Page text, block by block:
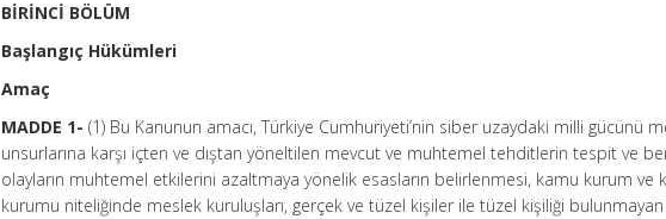
BİRİNCİ BÖLÜM
Başlangıç Hükümleri
Amaç
MADDE 1- (1) Bu Kanunun amacı, Türkiye Cumhuriyeti’nin siber uzaydaki milli gücünü
unsurlarına karşı içten ve dıştan yöneltilen mevcut ve muhtemel tehditlerin tespit ve
olayların muhtemel etkilerini azaltmaya yönelik esasların belirlenmesi, kamu kurum ve
kurumu niteliğinde meslek kuruluşları, gerçek ve tüzel kişiler ile tüzel kişiliği